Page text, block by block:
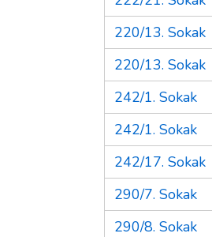
220/13. Sokak
220/13. Sokak
242/1. Sokak
242/1. Sokak
242/17. Sokak
290/7. Sokak
290/8. Sokak